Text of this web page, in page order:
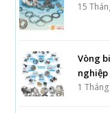
15
Vòng
nghiệp
1